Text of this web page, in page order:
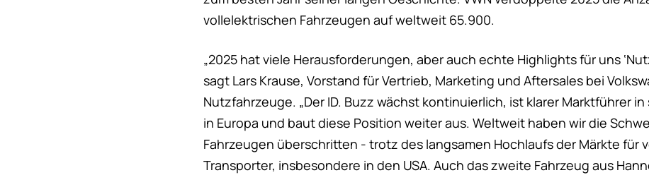
vollelektrischen Fahrzeugen auf weltweit 65.900.
„2025 hat viele Herausforderungen, aber auch echte Highlights für uns
sagt Lars Krause, Vorstand für Vertrieb, Marketing und Aftersales bei
Nutzfahrzeuge. „Der ID. Buzz wächst kontinuierlich, ist klarer Marktführer
in Europa und baut diese Position weiter aus. Weltweit haben wir die
Fahrzeugen überschritten - trotz des langsamen Hochlaufs der Märkte für
Transporter, insbesondere in den USA. Auch das zweite Fahrzeug aus